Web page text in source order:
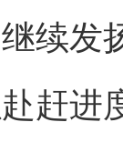
续发
赶进